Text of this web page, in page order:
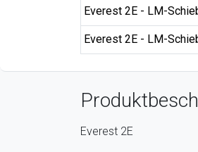
Everest 2E - LM-
Everest 2E - LM-
Everest 2E